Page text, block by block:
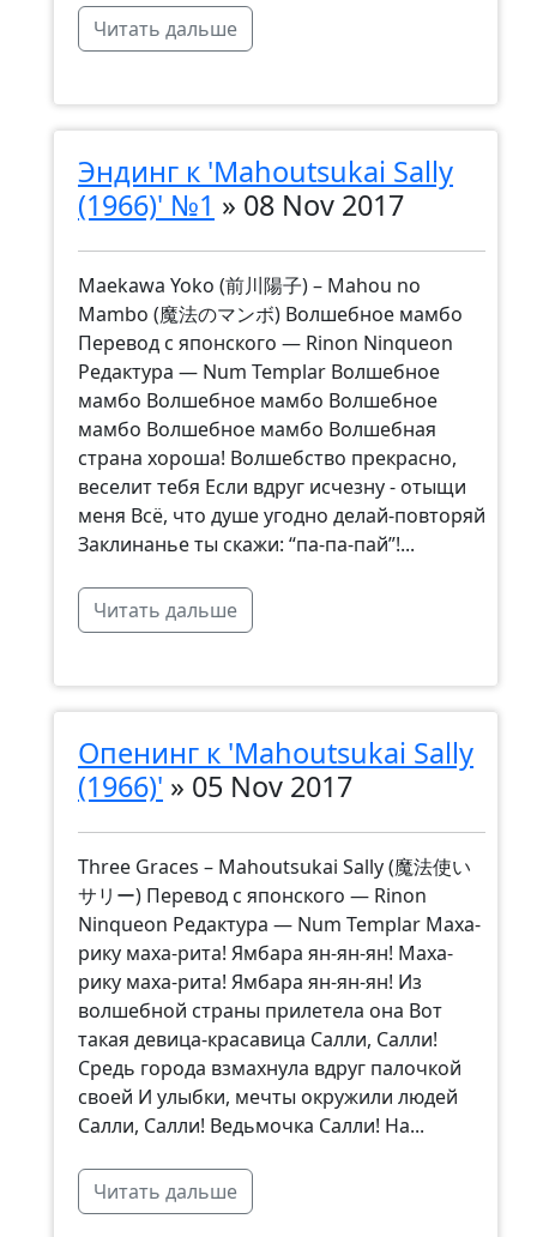
Читать дальше
Эндинг к 'Mahoutsukai Sally
(1966)' №1 » 08 Nov 2017
Maekawa Yoko (前川陽子) – Mahou no
Mambo (魔法のマンボ) Волшебное мамбо
Перевод с японского — Rinon Ninqueon
Редактура — Num Templar Волшебное
мамбо Волшебное мамбо Волшебное
мамбо Волшебное мамбо Волшебная
страна хороша! Волшебство прекрасно,
веселит тебя Если вдруг исчезну - отыщи
меня Всё, что душе угодно делай-повторяй
Заклинанье ты скажи: “па-па-пай”!...
Читать дальше
Опенинг к 'Mahoutsukai Sally
(1966)' » 05 Nov 2017
Three Graces – Mahoutsukai Sally (魔法使い
サリー) Перевод с японского — Rinon
Ninqueon Редактура — Num Templar Маха-
рику маха-рита! Ямбара ян-ян-ян! Маха-
рику маха-рита! Ямбара ян-ян-ян! Из
волшебной страны прилетела она Вот
такая девица-красавица Салли, Салли!
Средь города взмахнула вдруг палочкой
своей И улыбки, мечты окружили людей
Салли, Салли! Ведьмочка Салли! На...
Читать дальше